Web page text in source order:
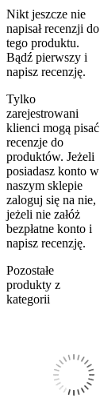
Nikt jeszcze nie
napisał recenzji do
tego produktu.
Bądź pierwszy i
napisz recenzję.
Tylko
zarejestrowani
klienci mogą pisać
recenzje do
produktów. Jeżeli
posiadasz konto w
naszym sklepie
zaloguj się na nie,
jeżeli nie załóż
bezpłatne konto i
napisz recenzję.
Pozostałe
produkty z
kategorii